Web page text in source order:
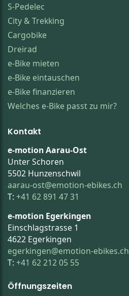
S-Pedelec
City & Trekking
Cargobike
Dreirad
e-Bike mieten
e-Bike eintauschen
e-Bike finanzieren
Welches e-Bike passt zu mir?
Kontakt
e-motion Aarau-Ost
Unter Schoren
5502 Hunzenschwil
aarau-ost@emotion-ebikes.ch
T: +41 62 891 47 31
e-motion Egerkingen
Einschlagstrasse 1
4622 Egerkingen
egerkingen@emotion-ebikes.ch
T: +41 62 212 05 55
Öffnungszeiten